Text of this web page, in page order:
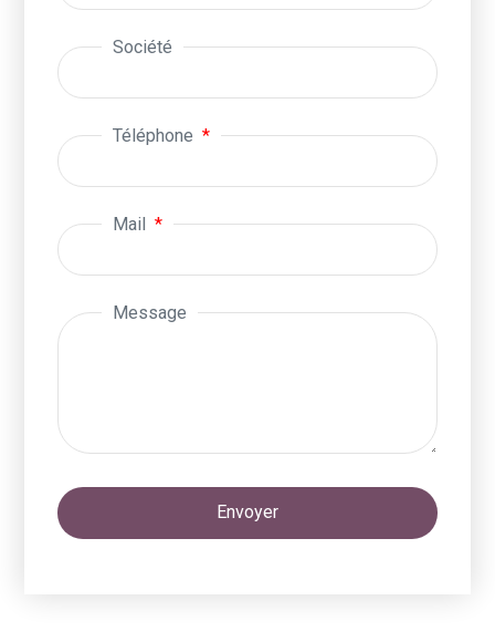
Société
Téléphone
Mail
Message
Envoyer